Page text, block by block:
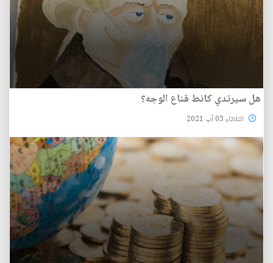
هل سيرتدي كانط قناع الوجه؟
الثلاثاء 03 آب 2021